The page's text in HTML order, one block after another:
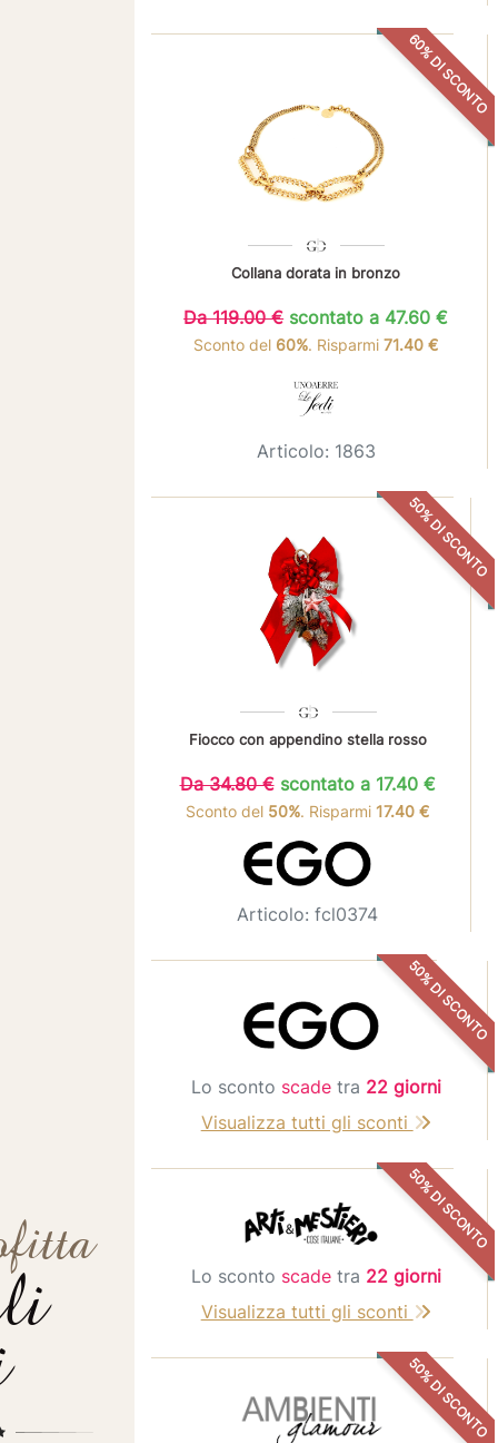
60% DI SCONTO
Collana dorata in bronzo
Da 119.00 €scontato a 47.60 €
Sconto del 60%. Risparmi71.40 €
Articolo: 1863
50% DI SCONTO
Fiocco con appendino stella rosso
Da 34.80 €scontato a 17.40 €
Sconto del 50%. Risparmi 17.40 €
Articolo: fcl0374
50% DI SCONTO
Lo sconto scadetra 22 giorni
Visualizza tutti gli sconti
50% DI SCONTO
Lo sconto scadetra 22 giorni
Visualizza tutti gli sconti
50% DI SCONTO